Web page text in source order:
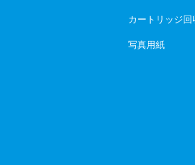
カートリッジ回
写真用紙